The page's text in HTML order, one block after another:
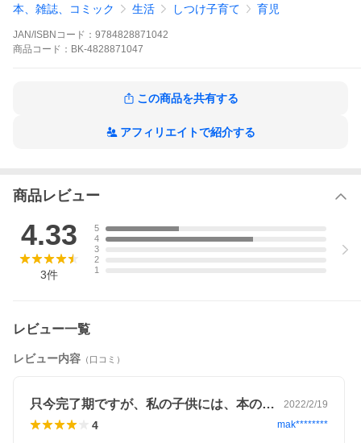
本、雑誌、コミック 生活 しつけ子育て 育児
JAN/ISBNコード： 9784828871042
商品 コード： BK-4828871047
この商品を共有する
アフィリエイトで紹介する
商品レビュー
4.33
3件
5
4
3
2
1
レビュー一覧
レビュー内容 （口コミ）
只今完了期ですが、私の子供には、本の通… 2022/2/19
4 mak********